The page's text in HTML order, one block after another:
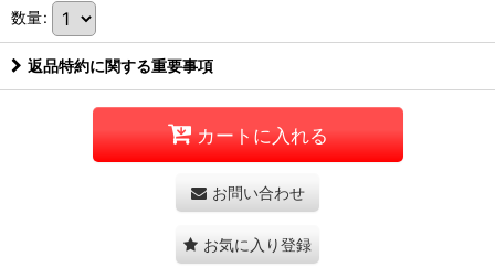
数量:
返品特約に関する重要事項
カートに入れる
お問い合わせ
お気に入り登録